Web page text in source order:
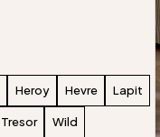
Heroy Hevre Lapit
Tresor Wild